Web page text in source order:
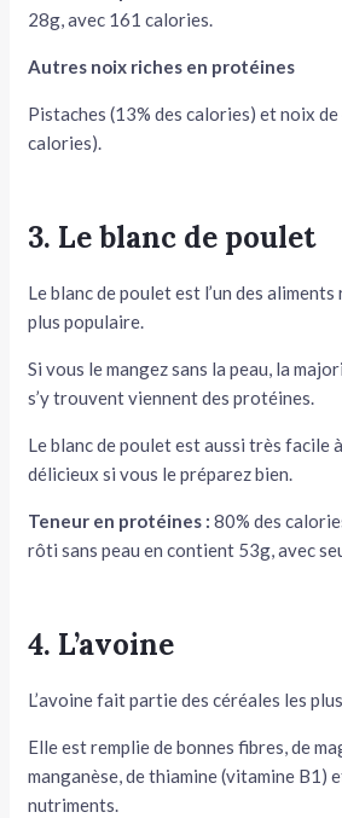
28g, avec 161 calories.
Autres noix riches en protéines
Pistaches (13% des calories) et noix de
calories).
3. Le blanc de poulet
Le blanc de poulet est l’un des
plus populaire.
Si vous le mangez sans la peau, la
s’y trouvent viennent des protéines.
Le blanc de poulet est aussi très facile
délicieux si vous le préparez bien.
Teneur en protéines : 80% des
rôti sans peau en contient 53g, avec
4. L’avoine
L’avoine fait partie des céréales les
Elle est remplie de bonnes fibres, de
manganèse, de thiamine (vitamine B1)
nutriments.